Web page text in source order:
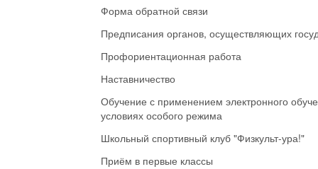
Форма обратной связи
Предписания органов, осуществляющих
Профориентационная работа
Наставничество
Обучение с применением электронного
условиях особого режима
Школьный спортивный клуб "Физкульт-ура!"
Приём в первые классы